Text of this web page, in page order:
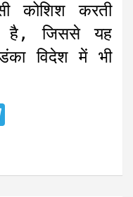
कोशिश करती
है, जिससे यह
विदेश में भी
e